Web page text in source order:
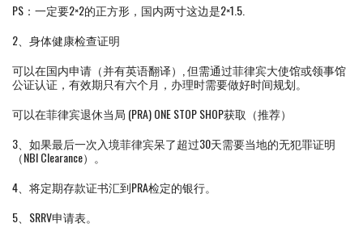
PS：一定要2×2的正方形，国内两寸这边是2×1.5.
2、身体健康检查证明
可以在国内申请（并有英语翻译）, 但需通过菲律宾大使馆或领事馆
公证认证，有效期只有六个月，办理时需要做好时间规划。
可以在菲律宾退休当局 (PRA) ONE STOP SHOP获取（推荐）
3、如果最后一次入境菲律宾呆了超过30天需要当地的无犯罪证明
（NBI Clearance）。
4、将定期存款证书汇到PRA检定的银行。
5、SRRV申请表。